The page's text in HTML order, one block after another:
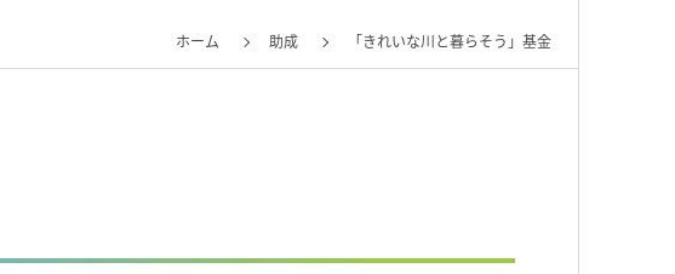
ホーム 助成 「きれいな川と暮らそう」基金